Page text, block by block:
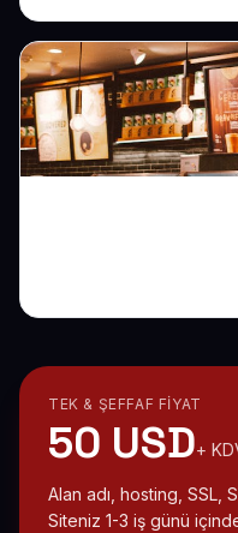
TEK & ŞEFFAF FIYAT
50 USD+
Alan adı, hosting, SSL,
Siteniz 1-3 iş günü